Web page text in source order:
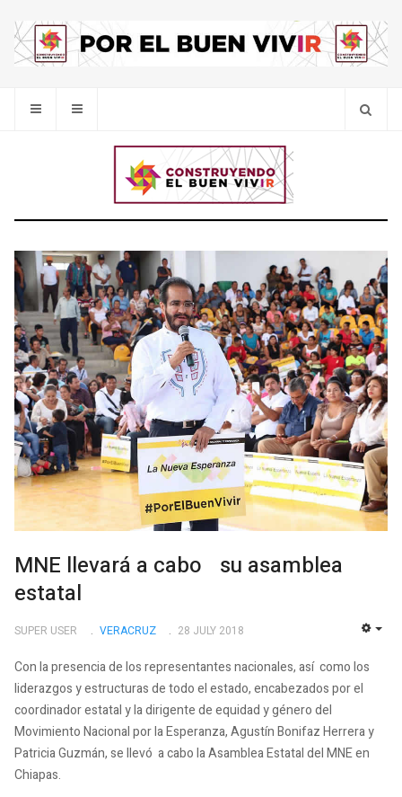
MNE llevará a cabo su asamblea
estatal
SUPER USER VERACRUZ 28 JULY 2018
Con la presencia de los representantes nacionales, así como los
liderazgos y estructuras de todo el estado, encabezados por el
coordinador estatal y la dirigente de equidad y género del
Movimiento Nacional por la Esperanza, Agustín Bonifaz Herrera y
Patricia Guzmán, se llevó a cabo la Asamblea Estatal del MNE en
Chiapas.